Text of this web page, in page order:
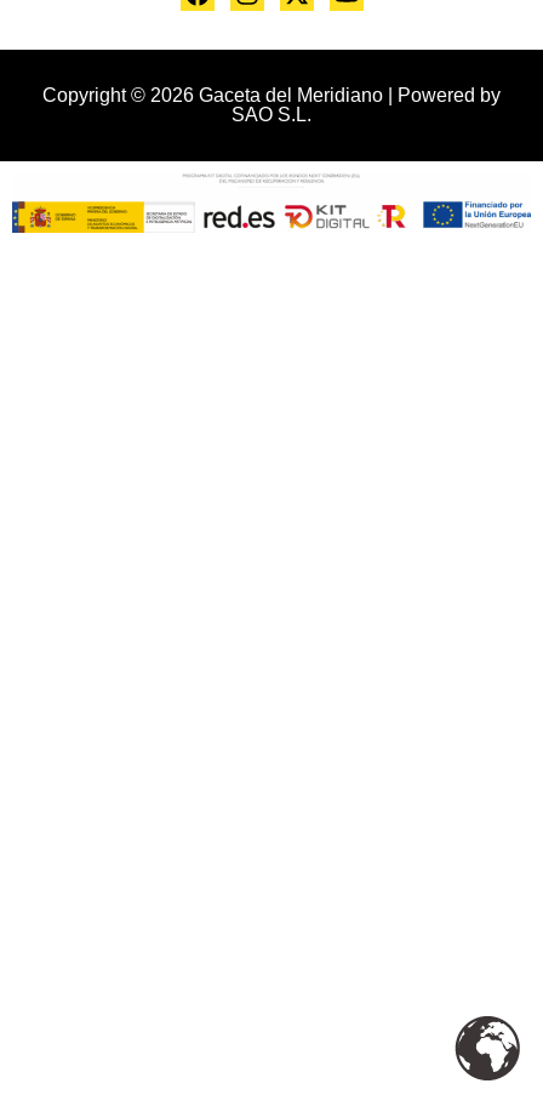
Copyright © 2026 Gaceta del Meridiano | Powered by
SAO S.L.